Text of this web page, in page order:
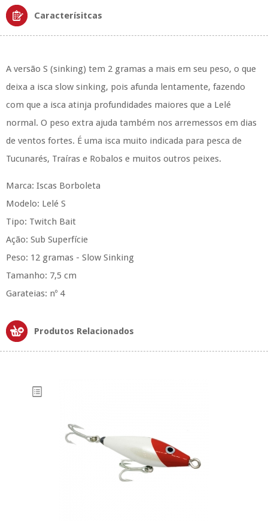
Caracterísitcas
A versão S (sinking) tem 2 gramas a mais em seu peso, o que
deixa a isca slow sinking, pois afunda lentamente, fazendo
com que a isca atinja profundidades maiores que a Lelé
normal. O peso extra ajuda também nos arremessos em dias
de ventos fortes. É uma isca muito indicada para pesca de
Tucunarés, Traíras e Robalos e muitos outros peixes.
Marca: Iscas Borboleta
Modelo: Lelé S
Tipo: Twitch Bait
Ação: Sub Superfície
Peso: 12 gramas - Slow Sinking
Tamanho: 7,5 cm
Garateias: nº 4
Produtos Relacionados